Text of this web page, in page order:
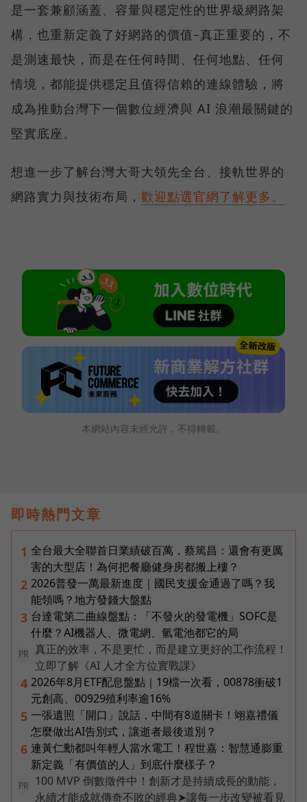
是一套兼顧涵蓋、容量與穩定性的世界級網路架
構，也重新定義了好網路的價值–真正重要的，不
是測速最快，而是在任何時間、任何地點、任何
情境，都能提供穩定且值得信賴的連線體驗，將
成為推動台灣下一個數位經濟與 AI 浪潮最關鍵的
堅實底座。
想進一步了解台灣大哥大領先全台、接軌世界的
網路實力與技術布局， 歡迎點選官網了解更多。
本網站內容未經允許，不得轉載。
即時熱門文章
1 全台最大全聯首日業績破百萬，蔡篤昌：還會有更厲
害的大型店！為何把餐廳健身房都搬上樓？
2 2026普發一萬最新進度｜國民支援金通過了嗎？我
能領嗎？地方發錢大盤點
3 台達電第二曲線盤點：「不發火的發電機」SOFC是
什麼？AI機器人、微電網、氫電池都它的局
PR
真正的效率，不是更忙，而是建立更好的工作流程！
立即了解《AI 人才全方位實戰課》
4 2026年8月ETF配息盤點｜19檔一次看，00878衝破1
元創高、00929殖利率逾16%
5 一張遺照「開口」說話，中間有8道關卡！翊嘉禮儀
怎麼做出AI告別式，讓逝者最後道別？
6 連黃仁勳都叫年輕人當水電工！程世嘉：智慧通膨重
新定義「有價值的人」到底什麼樣子？
PR
100 MVP 倒數徵件中！創新才是持續成長的動能，
永續才能成就傳奇不敗的經典➤讓每一步改變被看見